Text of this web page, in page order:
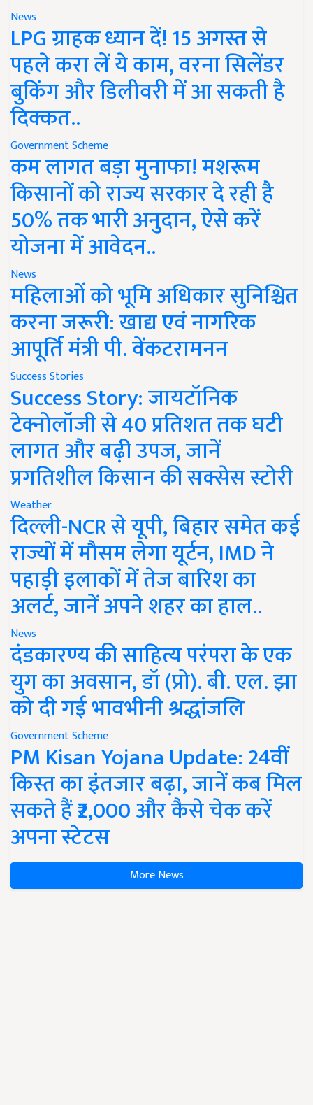
News
LPG ग्राहक ध्यान दें! 15 अगस्त से
पहले करा लें ये काम, वरना सिलेंडर
बुकिंग और डिलीवरी में आ सकती है
दिक्कत..
Government Scheme
कम लागत बड़ा मुनाफा! मशरूम
किसानों को राज्य सरकार दे रही है
50% तक भारी अनुदान, ऐसे करें
योजना में आवेदन..
News
महिलाओं को भूमि अधिकार सुनिश्चित
करना जरूरी: खाद्य एवं नागरिक
आपूर्ति मंत्री पी. वेंकटरामनन
Success Stories
Success Story: जायटॉनिक
टेक्नोलॉजी से 40 प्रतिशत तक घटी
लागत और बढ़ी उपज, जानें
प्रगतिशील किसान की सक्सेस स्टोरी
Weather
दिल्ली-NCR से यूपी, बिहार समेत कई
राज्यों में मौसम लेगा यूर्टन, IMD ने
पहाड़ी इलाकों में तेज बारिश का
अलर्ट, जानें अपने शहर का हाल..
News
दंडकारण्य की साहित्य परंपरा के एक
युग का अवसान, डॉ (प्रो). बी. एल. झा
को दी गई भावभीनी श्रद्धांजलि
Government Scheme
PM Kisan Yojana Update: 24वीं
किस्त का इंतजार बढ़ा, जानें कब मिल
सकते हैं ₹2,000 और कैसे चेक करें
अपना स्टेटस
More News